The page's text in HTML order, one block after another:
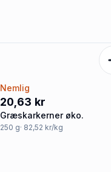
Nemlig
20,63 kr
Græskarkerner øko.
250 g· 82,52 kr/kg